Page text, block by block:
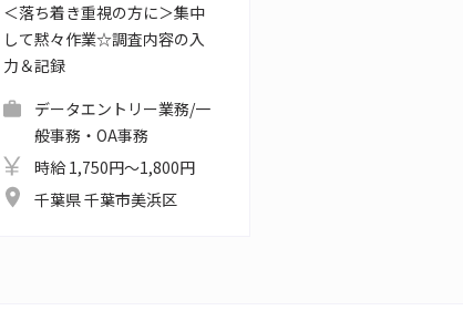
＜落ち着き重視の方に＞集中
して黙々作業☆調査内容の入
力＆記録
データエントリー業務/一
般事務・OA事務
時給 1,750円～1,800円
千葉県 千葉市美浜区